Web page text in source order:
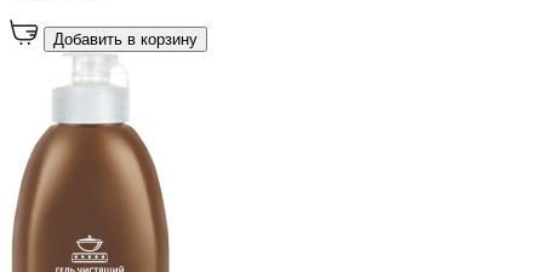
Добавить в корзину